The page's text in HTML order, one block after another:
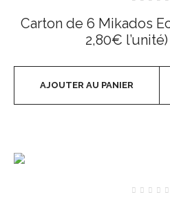
sur
5
Carton de 6 Mikados
2,80€
AJOUTER AU PANIER